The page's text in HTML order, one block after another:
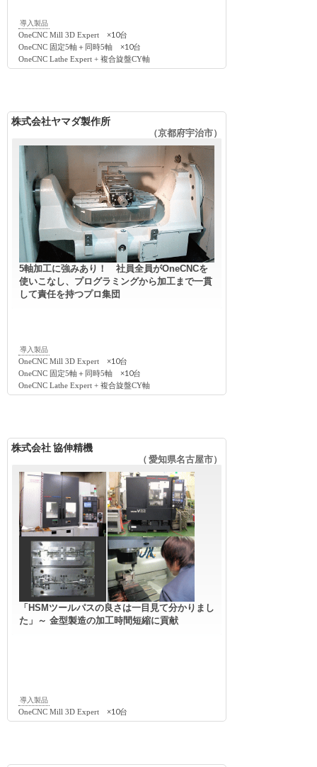
導入製品
OneCNC Mill 3D Expert ×10台
OneCNC 固定5軸＋同時5軸 ×10台
OneCNC Lathe Expert + 複合旋盤CY軸
株式会社ヤマダ製作所
（京都府宇治市）
5軸加工に強みあり！ 社員全員がOneCNCを
使いこなし、プログラミングから加工まで一貫
して責任を持つプロ集団
導入製品
OneCNC Mill 3D Expert ×10台
OneCNC 固定5軸＋同時5軸 ×10台
OneCNC Lathe Expert + 複合旋盤CY軸
株式会社 協伸精機
（ 愛知県名古屋市）
「HSMツールパスの良さは一目見て分かりまし
た」～ 金型製造の加工時間短縮に貢献
導入製品
OneCNC Mill 3D Expert ×10台